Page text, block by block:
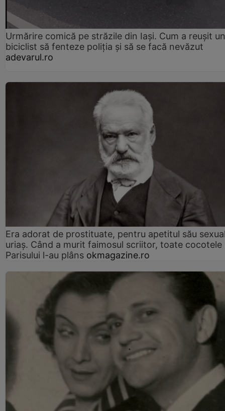
Urmărire comică pe străzile din Iași. Cum a reușit un
biciclist să fenteze poliția și să se facă nevăzut
adevarul.ro
Era adorat de prostituate, pentru apetitul său
uriaș. Când a murit faimosul scriitor, toate cocotele
Parisului l-au plâns okmagazine.ro